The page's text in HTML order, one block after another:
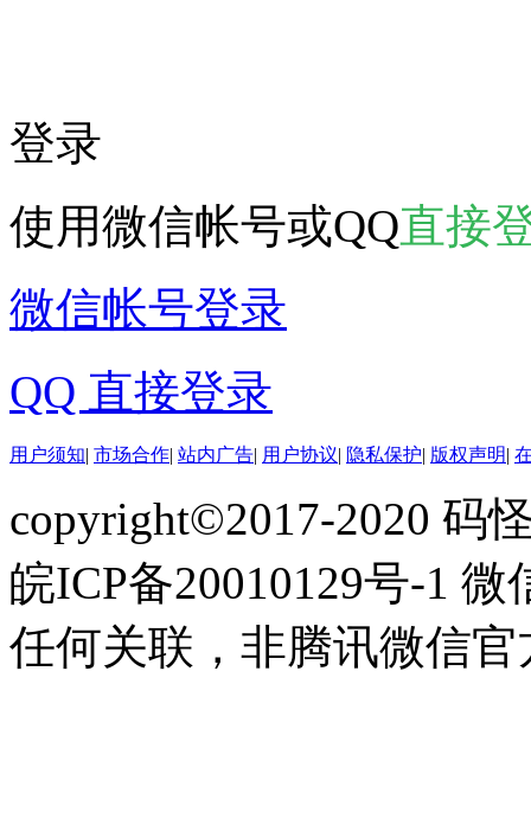
登录
使用微信帐号或QQ直接
微信帐号登录
QQ 直接登录
用户须知 市场合作 站内广告 用户协议 隐私保护 版权声明
copyright©2017-2020 码
皖ICP备20010129号-1
任何关联，非腾讯微信